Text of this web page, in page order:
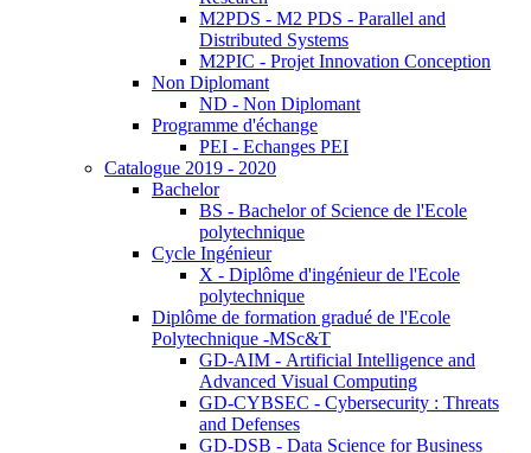
M2PDS - M2 PDS - Parallel and
Distributed Systems
M2PIC - Projet Innovation Conception
Non Diplomant
ND - Non Diplomant
Programme d'échange
PEI - Echanges PEI
Catalogue 2019 - 2020
Bachelor
BS - Bachelor of Science de l'Ecole
polytechnique
Cycle Ingénieur
X - Diplôme d'ingénieur de l'Ecole
polytechnique
Diplôme de formation gradué de l'Ecole
Polytechnique -MSc&T
GD-AIM - Artificial Intelligence and
Advanced Visual Computing
GD-CYBSEC - Cybersecurity : Threats
and Defenses
GD-DSB - Data Science for Business